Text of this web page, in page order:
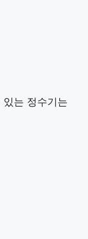
는 정수기는